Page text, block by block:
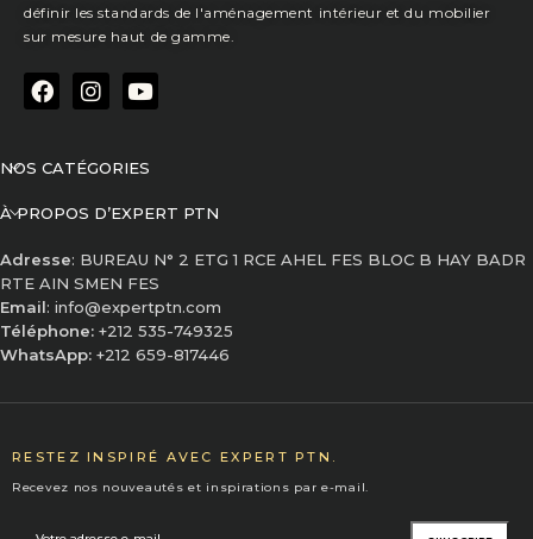
définir les standards de l'aménagement intérieur et du mobilier
sur mesure haut de gamme.
NOS CATÉGORIES
À PROPOS D’EXPERT PTN
Adresse: BUREAU N° 2 ETG 1 RCE AHEL FES BLOC B HAY BADR
RTE AIN SMEN FES
Email: info@expertptn.com
Téléphone: +212 535-749325
WhatsApp: +212 659-817446
RESTEZ INSPIRÉ AVEC EXPERT PTN.
Recevez nos nouveautés et inspirations par e-mail.